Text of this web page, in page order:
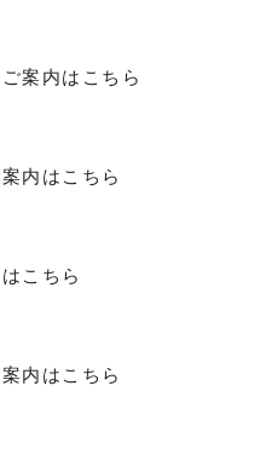
案内はこちら
内はこちら
こちら
内はこちら